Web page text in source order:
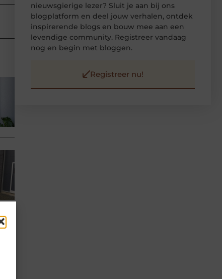
nieuwsgierige lezer? Sluit je aan bij ons
blogplatform en deel jouw verhalen, ontdek
inspirerende blogs en bouw mee aan een
levendige community. Registreer vandaag
nog en begin met bloggen.
Registreer nu!